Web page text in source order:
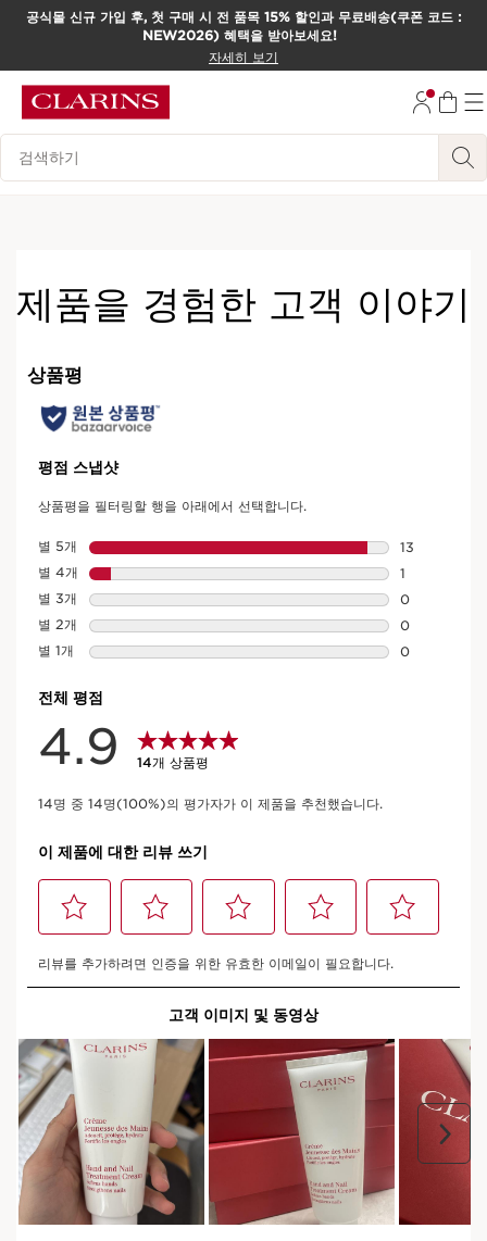
컨텐츠로 이동하기
공식몰 신규 가입 후, 첫 구매 시 전 품목 15% 할인과 무료배송(쿠폰 코드 :
NEW2026) 혜택을 받아보세요!
자세히 보기
범례 검색하기
제품을 경험한 고객 이야기
핸드 앤 네일 트리트먼트 크림
거친 손과 손톱을 관리하고 보호하는 핸드 크림
현재 가격 ₩45,000
₩45,000
100 ml
피부 타입:
복합성, 건성, 중성, 지성
텍스처:크림
사용법:하루 중 어느 때나 수시로 강낭콩 크기만큼 손바닥에 덜어
부드럽게 펴발라 줍니다.어떻게 사용하나요?
제품이 특별한 이유는 무엇인가요?
촉촉하고 매끈한 손
거친 날씨로부터 손 피부 보호